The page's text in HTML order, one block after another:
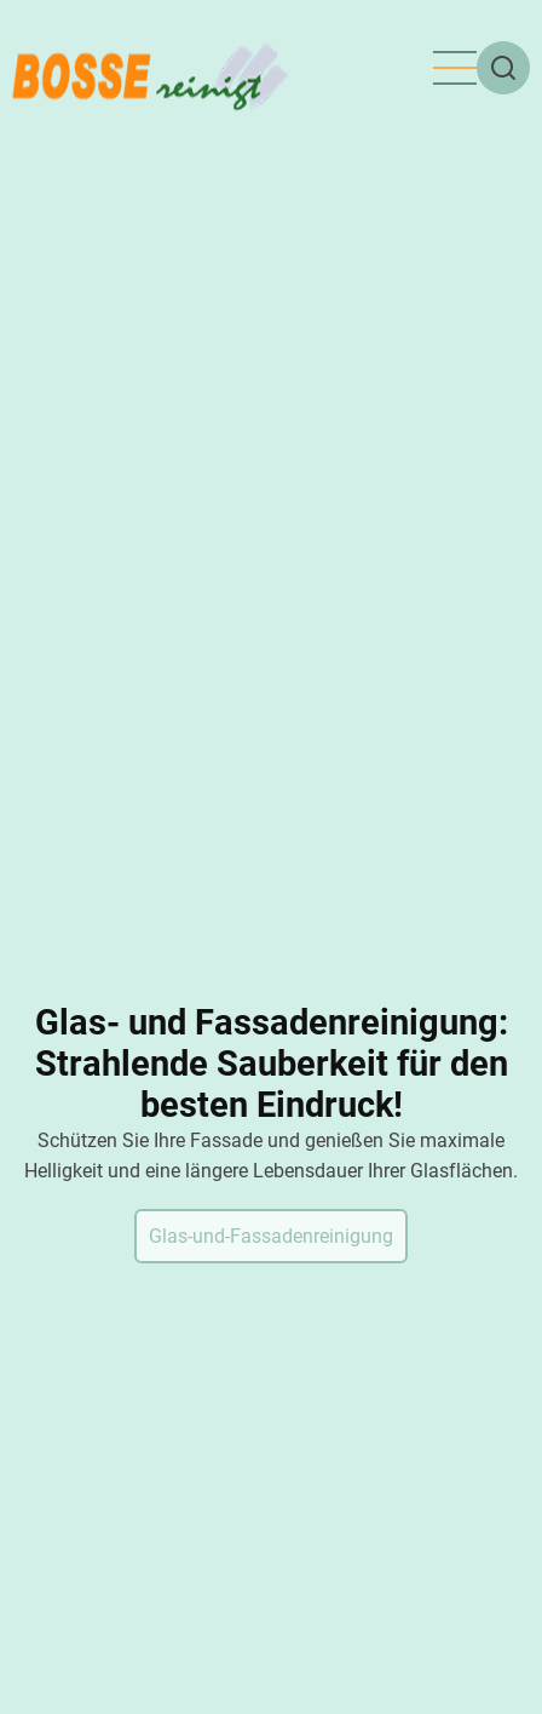
Inhalt
Glas- und Fassadenreinigung:
Strahlende Sauberkeit für den
besten Eindruck!
Schützen Sie Ihre Fassade und genießen Sie maximale
Helligkeit und eine längere Lebensdauer Ihrer Glasflächen.
Glas-und-Fassadenreinigung